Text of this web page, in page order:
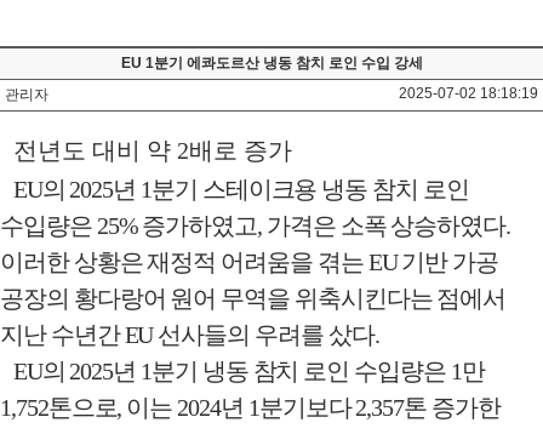
EU 1분기 에콰도르산 냉동 참치 로인 수입 강세
관리자
2025-07-02 18:18:19
전년도 대비 약 2배로 증가
EU의 2025년 1분기 스테이크용 냉동 참치 로인
수입량은 25%증가하였고, 가격은 소폭 상승하였다.
이러한 상황은 재정적 어려움을 겪는EU기반 가공
공장의 황다랑어 원어 무역을 위축시킨다는 점에서
지난 수년간EU선사들의 우려를 샀다.
EU의 2025년 1분기 냉동 참치 로인 수입량은 1만
1,752톤으로, 이는 2024년 1분기보다2,357톤 증가한